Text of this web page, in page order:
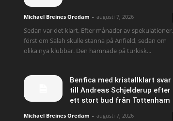
Michael Breines Oredam - augusti 7, 2026
Sedan var det klart. Efter månader av spekulationer,
först om Salah skulle stanna på Anfield, sedan om
olika nya klubbar. Den hamnade på turkisk...
Benfica med kristallklart svar
till Andreas Schjelderup efter
ett stort bud från Tottenham
Michael Breines Oredam - augusti 7, 2026